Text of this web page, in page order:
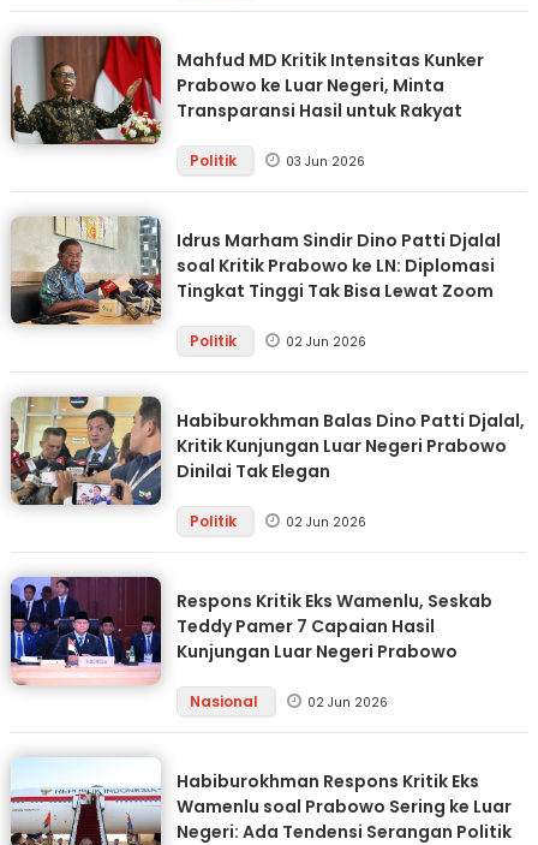
Mahfud MD Kritik Intensitas Kunker
Prabowo ke Luar Negeri, Minta
Transparansi Hasil untuk Rakyat
Politik 03 Jun 2026
Idrus Marham Sindir Dino Patti Djalal
soal Kritik Prabowo ke LN: Diplomasi
Tingkat Tinggi Tak Bisa Lewat Zoom
Politik 02 Jun 2026
Habiburokhman Balas Dino Patti Djalal,
Kritik Kunjungan Luar Negeri Prabowo
Dinilai Tak Elegan
Politik 02 Jun 2026
Respons Kritik Eks Wamenlu, Seskab
Teddy Pamer 7 Capaian Hasil
Kunjungan Luar Negeri Prabowo
Nasional 02 Jun 2026
Habiburokhman Respons Kritik Eks
Wamenlu soal Prabowo Sering ke Luar
Negeri: Ada Tendensi Serangan Politik